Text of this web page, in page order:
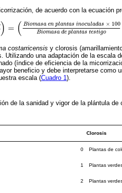
de acuerdo con la ecuación
) = ( Biomasa en plantas inoculadas × 100
Biomasa de plantas testigo
B om a sa en plantas inoculadas × 100B
costarricensis y clorosis
Utilizando una adaptación de la escala
(índice de eficiencia de la
beneficio y debe interpretarse como
escala (Cuadro 1 ).
de la sanidad y vigor de la plántula
Clorosis
0 Plantas de
1 Plantas
2 Plantas